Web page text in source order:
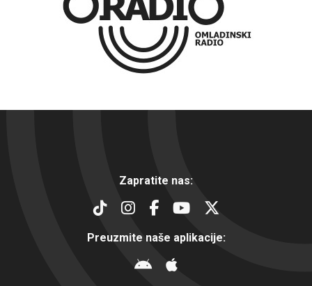
Zapratite nas:
Preuzmite naše aplikacije: